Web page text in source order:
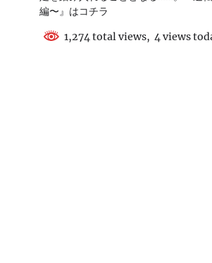
編〜』はコチラ
1,274 total views, 4 views